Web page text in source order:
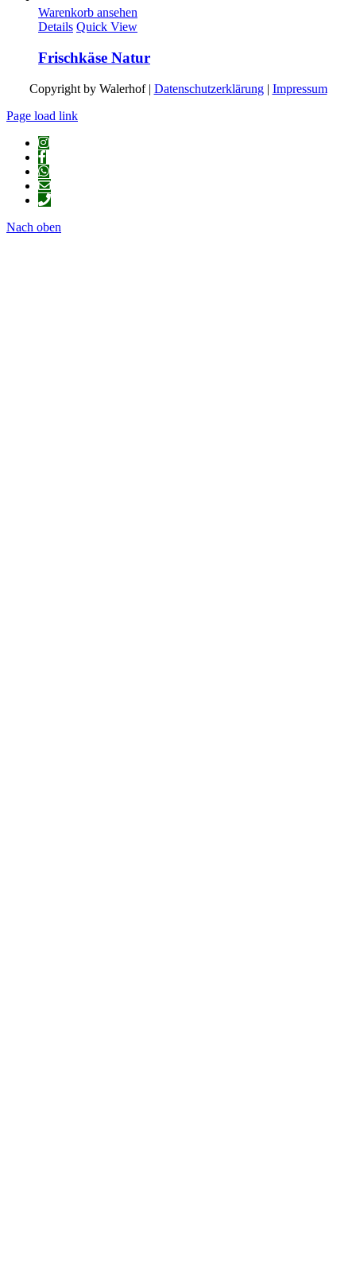
Warenkorb ansehen
Details Quick View
Frischkäse Natur
Copyright by Walerhof | Datenschutzerklärung| Impressum
Page load link
Nach oben